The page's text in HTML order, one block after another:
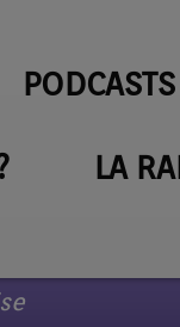
PODCASTS
LA